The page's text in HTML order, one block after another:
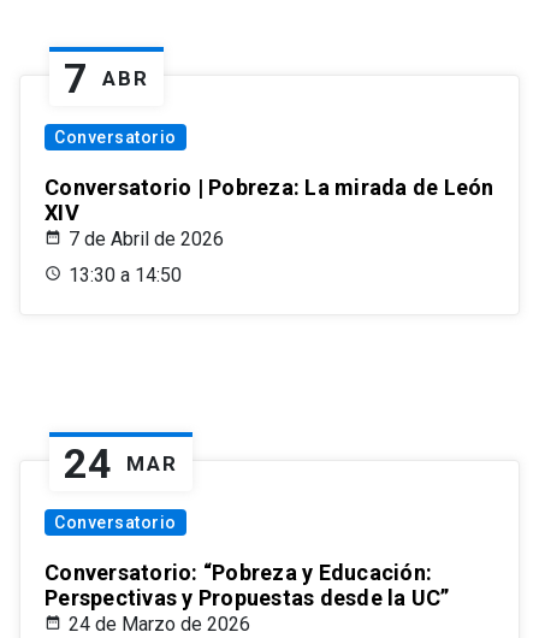
7 ABR
Conversatorio
Conversatorio | Pobreza: La mirada de León
XIV
7 de Abril de 2026
13:30 a 14:50
24 MAR
Conversatorio
Conversatorio: “Pobreza y Educación:
Perspectivas y Propuestas desde la UC”
24 de Marzo de 2026